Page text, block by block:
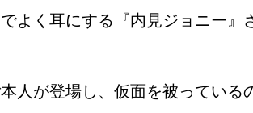
よく耳にする『内見ジョニー』
人が登場し、仮面を被ってい